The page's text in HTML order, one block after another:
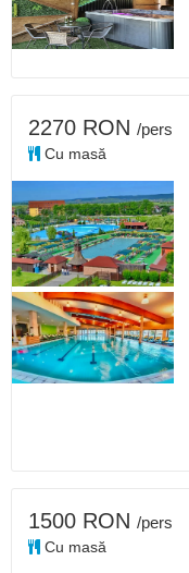
2270 RON /pers
Cu masă
1500 RON /pers
Cu masă